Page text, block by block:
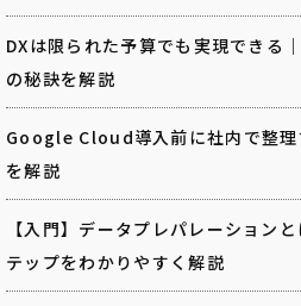
DXは限られた予算でも実現できる
の秘訣を解説
Google Cloud導入前に社内で整理
を解説
【入門】データプレパレーション
テップをわかりやすく解説